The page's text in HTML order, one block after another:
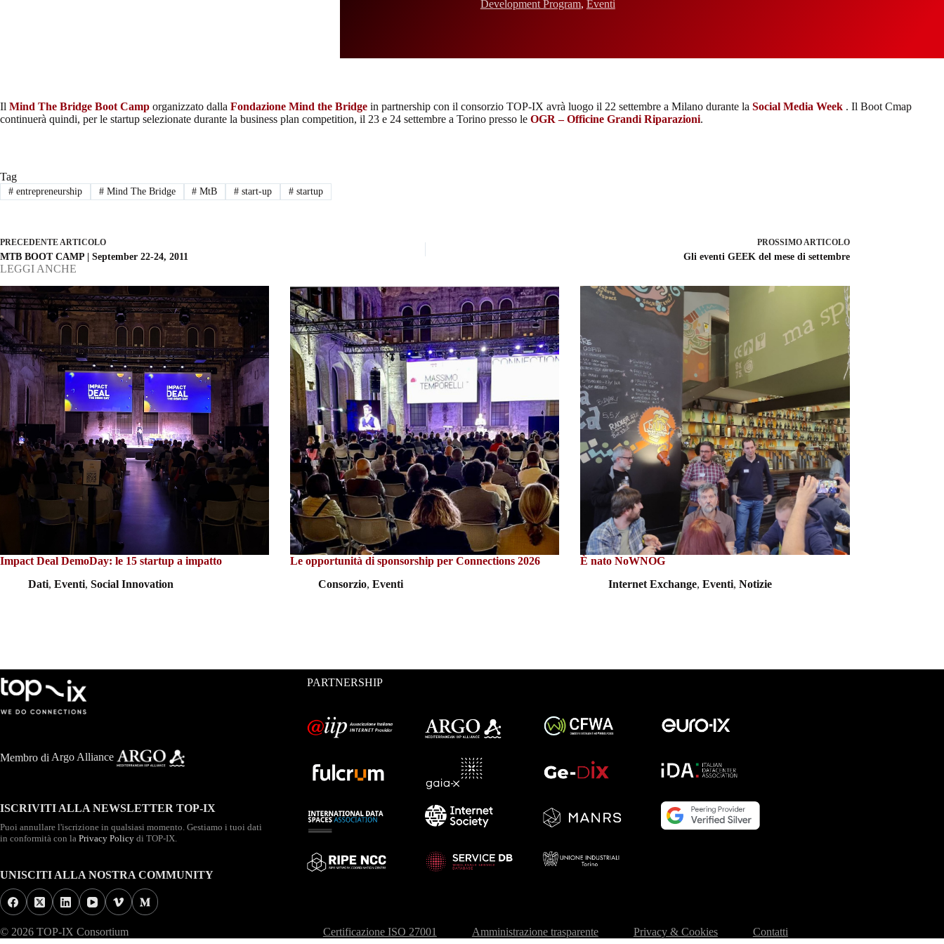
Development Program, Eventi
Il Mind The Bridge Boot Camp organizzato dalla Fondazione Mind the Bridge in partnership con il consorzio TOP-IX avrà luogo il 22 settembre a Milano durante la Social Media Week . Il Boot Cmap
continuerà quindi, per le startup selezionate durante la business plan competition, il 23 e 24 settembre a Torino presso le OGR – Officine Grandi Riparazioni.
Tag
#entrepreneurship #Mind The Bridge # MtB # start-up # startup
PRECEDENTEARTICOLO
MTB BOOT CAMP | September 22-24, 2011
PROSSIMOARTICOLO
Gli eventi GEEK del mese di settembre
LEGGI ANCHE
Impact Deal DemoDay: le 15 startup a impatto
Dati, Eventi, Social Innovation
Le opportunità di sponsorship per Connections 2026
Consorzio,Eventi
È nato NoWNOG
Internet Exchange,Eventi,Notizie
Membro di Argo Alliance
ISCRIVITI ALLA NEWSLETTER TOP-IX
Puoi annullare l'iscrizione in qualsiasi momento. Gestiamo i tuoi dati
in conformità con la Privacy Policy di TOP-IX.
UNISCITI ALLA NOSTRA COMMUNITY
PARTNERSHIP
© 2026 TOP-IX Consortium Certificazione ISO 27001 Amministrazione trasparente Privacy & Cookies Contatti